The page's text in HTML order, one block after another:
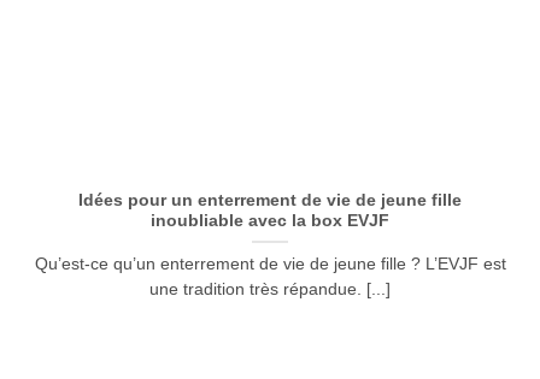
Idées pour un enterrement de vie de jeune fille
inoubliable avec la box EVJF
Qu’est-ce qu’un enterrement de vie de jeune fille ? L’EVJF est
une tradition très répandue. [...]